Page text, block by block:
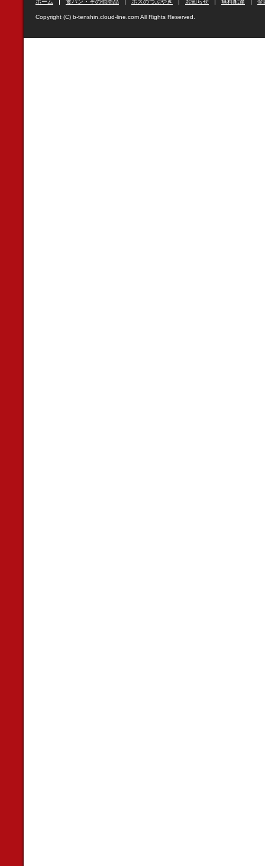
ホーム 食パン・その他商品 ボスのつぶやき お知らせ 無料配達 全
Copyright (C) b-tenshin.cloud-line.com All Rights Reserved.